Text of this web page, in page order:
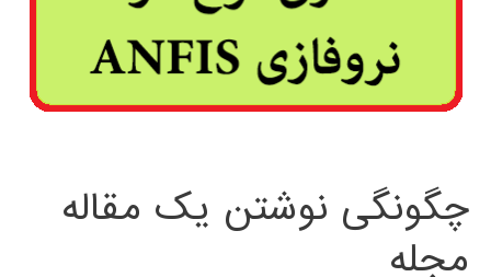
چگونگی نوشتن یک مقاله
مجله